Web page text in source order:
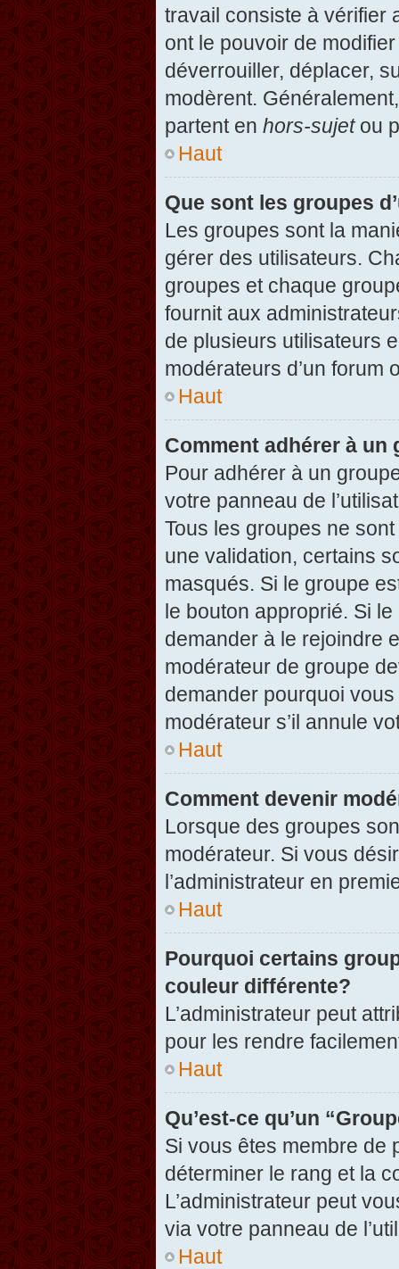
travail consiste à vérifier
ont le pouvoir de
déverrouiller, déplacer,
modèrent.
partent en hors-sujetou
Haut
Que sont les groupes
Les groupes sont la
gérer des utilisateurs.
groupes et chaque
fournit aux
de plusieurs utilisateurs
modérateurs d’un forum
Haut
Comment adhérer à un
Pour adhérer à un
votre panneau de
Tous les groupes ne
une validation, certains
masqués. Si le groupe
le bouton approprié. Si
demander à le rejoindre
modérateur de groupe
demander pourquoi
modérateur s’il annule
Haut
Comment devenir
Lorsque des groupes
modérateur. Si vous
l’administrateur en
Haut
Pourquoi certains
couleur différente?
L’administrateur peut
pour les rendre
Haut
Qu’est-ce qu’un
Si vous êtes membre de
déterminer le rang et la
L’administrateur peut
via votre panneau de
Haut